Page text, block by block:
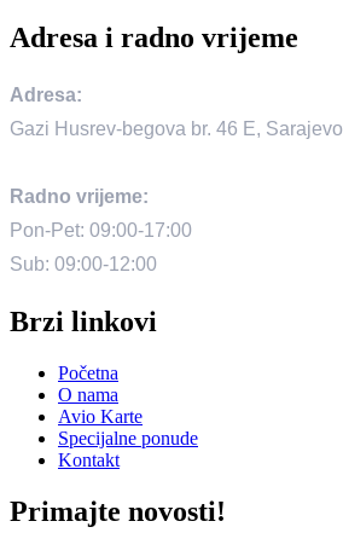
Adresa i radno vrijeme
Adresa:
Gazi Husrev-begova br. 46 E, Sarajevo
Radno vrijeme:
Pon-Pet: 09:00-17:00
Sub: 09:00-12:00
Brzi linkovi
Početna
O nama
Avio Karte
Specijalne ponude
Kontakt
Primajte novosti!